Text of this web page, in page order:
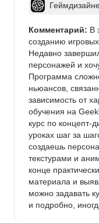
Комментарий: В
созданию
Недавно
персонажей и
Программа
ньюансов,
зависимость от
обучения на
курс по концепт-
уроках шаг за
создаешь
текстурами и
конце
материала и
можно задавать
и подробно,